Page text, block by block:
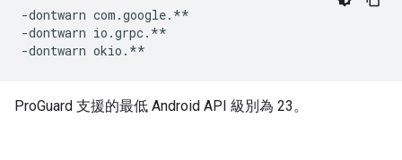
-dontwarn com.google.**
-dontwarn io.grpc.**
ProGuard 支援的最低 Android API 級別為 23。